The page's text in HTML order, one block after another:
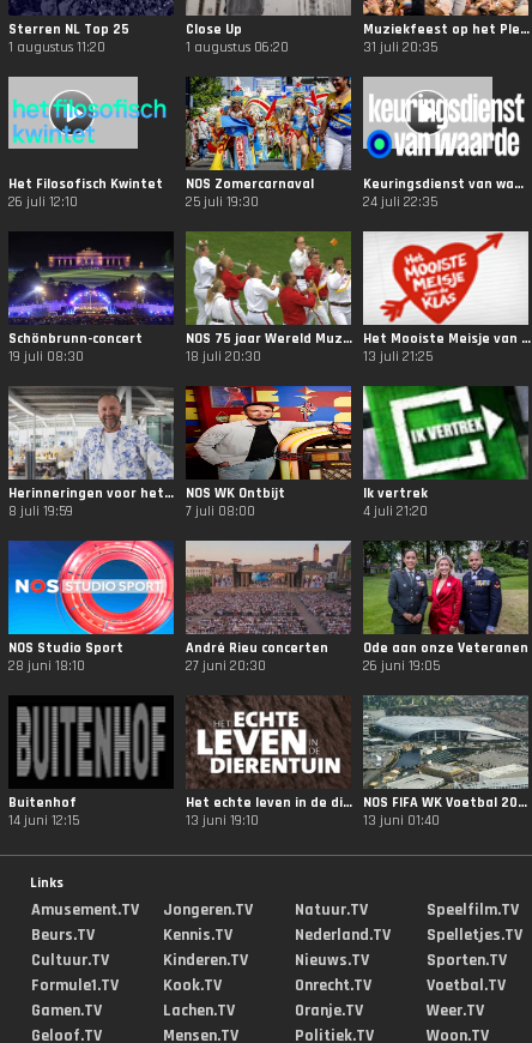
Sterren NL Top 25
1 augustus 11:20
Close Up
1 augustus 06:20
Muziekfeest op het Plein
31 juli 20:35
Het Filosofisch Kwintet
26 juli 12:10
NOS Zomercarnaval
25 juli 19:30
Keuringsdienst van waarde
24 juli 22:35
Schönbrunn-concert
19 juli 08:30
NOS 75 jaar Wereld Muziekconcours
18 juli 20:30
Het Mooiste Meisje van de Klas
13 juli 21:25
Herinneringen voor het leven
8 juli 19:59
NOS WK Ontbijt
7 juli 08:00
Ik vertrek
4 juli 21:20
NOS Studio Sport
28 juni 18:10
André Rieu concerten
27 juni 20:30
Ode aan onze Veteranen
26 juni 19:05
Buitenhof
14 juni 12:15
Het echte leven in de dierentuin
13 juni 19:10
NOS FIFA WK Voetbal 2026 Openingsceremonie
13 juni 01:40
Links
Amusement.TV
Beurs.TV
Cultuur.TV
Formule1.TV
Gamen.TV
Geloof.TV
Jongeren.TV
Kennis.TV
Kinderen.TV
Kook.TV
Lachen.TV
Mensen.TV
Natuur.TV
Nederland.TV
Nieuws.TV
Onrecht.TV
Oranje.TV
Politiek.TV
Speelfilm.TV
Spelletjes.TV
Sporten.TV
Voetbal.TV
Weer.TV
Woon.TV